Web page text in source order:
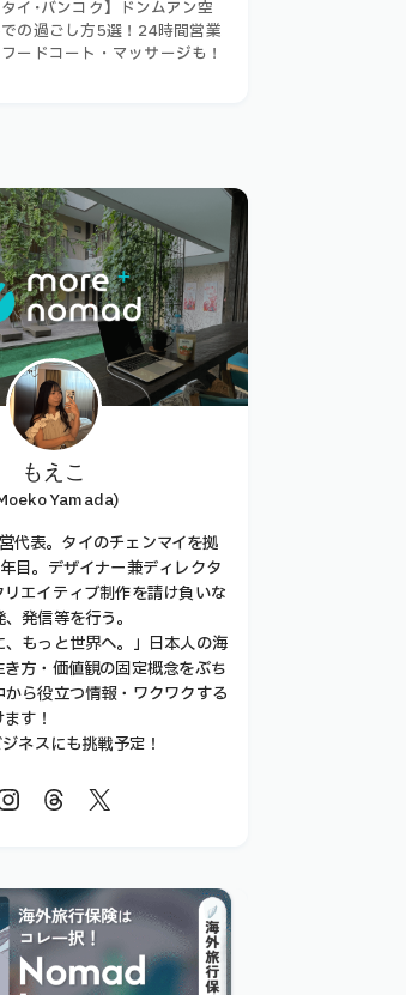
タイ･バンコク】ドンムアン空
の過ごし方5選！24時間営業
ードコート・マッサージも！
もえこ
Yamada)
表。タイのチェンマイを拠
目。デザイナー兼ディレクタ
エイティブ制作を請け負いな
発信等を行う。
、もっと世界へ。」日本人の海
方・価値観の固定概念をぶち
ら役立つ情報・ワクワクする
す！
ネスにも挑戦予定！